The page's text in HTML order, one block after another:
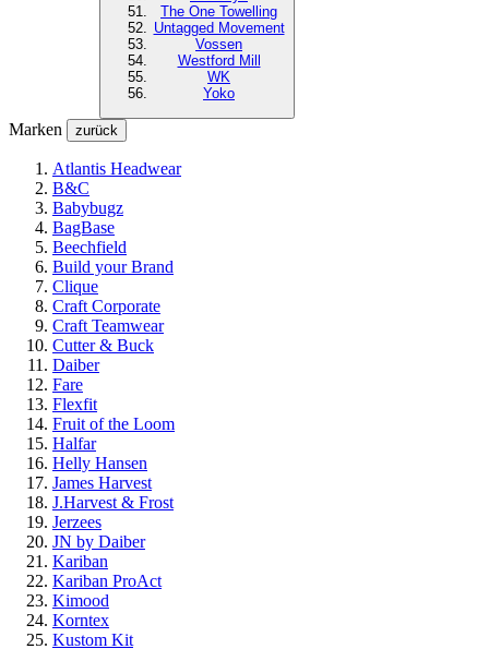
The One Towelling
Untagged Movement
Vossen
Westford Mill
WK
Yoko
Marken zurück
Atlantis Headwear
B&C
Babybugz
BagBase
Beechfield
Build your Brand
Clique
Craft Corporate
Craft Teamwear
Cutter & Buck
Daiber
Fare
Flexfit
Fruit of the Loom
Halfar
Helly Hansen
James Harvest
J.Harvest & Frost
Jerzees
JN by Daiber
Kariban
Kariban ProAct
Kimood
Korntex
Kustom Kit